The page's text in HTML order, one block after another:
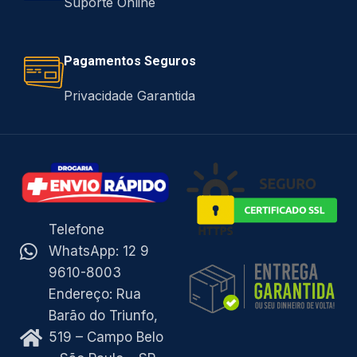
Pagamentos Seguros
Privacidade Garantida
Telefone
WhatsApp: 12 9
9610-8003
Endereço: Rua
Barão do Triunfo,
519 – Campo Belo